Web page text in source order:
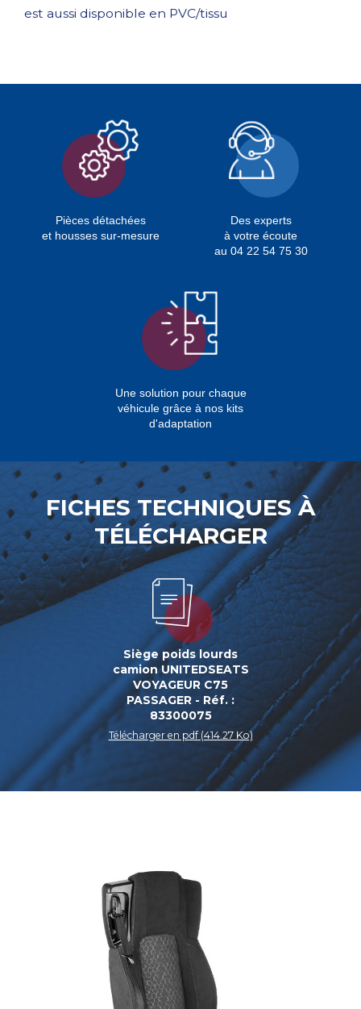
est aussi disponible en PVC/tissu
Pièces détachées
et housses sur-mesure
Des experts
à votre écoute
au 04 22 54 75 30
Une solution pour chaque
véhicule grâce à nos kits
d'adaptation
FICHES TECHNIQUES À
TÉLÉCHARGER
Siège poids lourds
camion UNITEDSEATS
VOYAGEUR C75
PASSAGER - Réf. :
83300075
Télécharger en pdf (414.27 Ko)